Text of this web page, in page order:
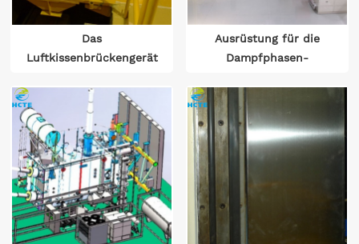
Das
Luftkissenbrückengerät
Gasphasentrocknungsanlage
Ausrüstung für die
Dampfphasen-